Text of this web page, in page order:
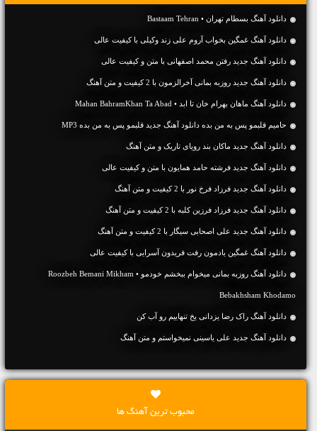
دانلود آهنگ بسطام تهران • Bastaam Tehran
دانلود آهنگ غمگین بخواب آروم علی زند وکیلی با کیفیت عالی
دانلود آهنگ جديد رفتن محمد اصفهانی با متن و کیفیت عالی
دانلود آهنگ جديد روزبه بمانی آخرالزمون با 2 کیفیت و متن آهنگ
دانلود آهنگ ماهان بهرام خان تا ابد • Mahan BahramKhan Ta Abad
حامیم قلبمو پس به من بده دانلود آهنگ جدید قلبمو پس به من بده MP3
دانلود آهنگ جديد ماکان بند رویای تاریک و متن آهنگ
دانلود آهنگ جديد فرشته حامد همایون با متن و کیفیت عالی
دانلود آهنگ جديد فرزاد فرخ نور با 2 کیفیت و متن آهنگ
دانلود آهنگ جديد فرزاد فرزین کلبه با 2 کیفیت و متن آهنگ
دانلود آهنگ جديد علی اصحابی سیگار با 2 کیفیت و متن آهنگ
دانلود آهنگ غمگین یادمون رفت فریدون آسرایی با کیفیت عالی
دانلود آهنگ روزبه بمانی میخوام ببخشم خودمو • Roozbeh Bemani Mikham
Bebakhsham Khodamo
دانلود آهنگ راک رضا یزدانی یخ تنهاییم رو آب کن
دانلود آهنگ جديد علی یاسینی نمیخواستم و متن آهنگ
محبوب ترین آهنگ ها